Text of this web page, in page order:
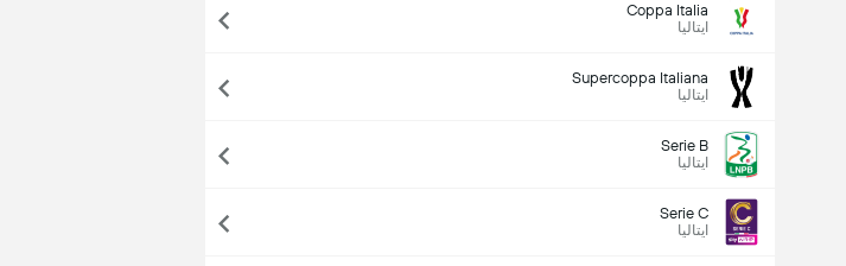
Coppa Italia
ایتالیا
Supercoppa Italiana
ایتالیا
Serie B
ایتالیا
Serie C
ایتالیا